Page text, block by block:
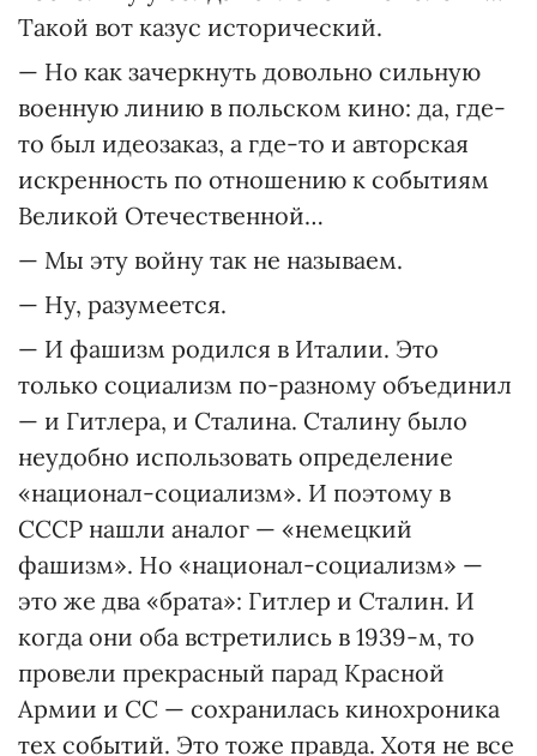
Такой вот казус исторический.
— Но как зачеркнуть довольно сильную
военную линию в польском кино: да, где-
то был идеозаказ, а где-то и авторская
искренность по отношению к событиям
Великой Отечественной…
— Мы эту войну так не называем.
— Ну, разумеется.
— И фашизм родился в Италии. Это
только социализм по-разному объединил
— и Гитлера, и Сталина. Сталину было
неудобно использовать определение
«национал-социализм». И поэтому в
СССР нашли аналог — «немецкий
фашизм». Но «национал-социализм» —
это же два «брата»: Гитлер и Сталин. И
когда они оба встретились в 1939-м, то
провели прекрасный парад Красной
Армии и СС — сохранилась кинохроника
тех событий. Это тоже правда. Хотя не все